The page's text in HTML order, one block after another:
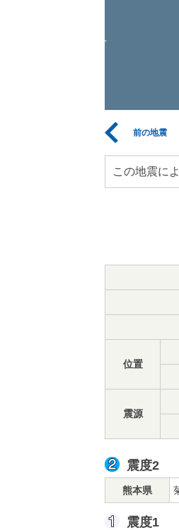
前の地震
この地震に
位置
震源
震度2
熊本県
震度1